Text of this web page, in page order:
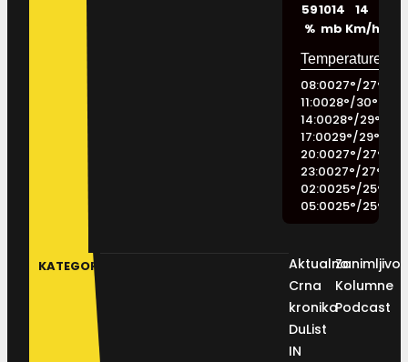
59
%
1014
mb
14
Km/h
08:0027°/27°
11:0028°/30°
14:0028°/29°
17:0029°/29°
20:0027°/27°
23:0027°/27°
02:0025°/25°
05:0025°/25°
KATEGORIJE
Aktualno
Crna
kronika
DuList
IN
Kolumne
Podcast